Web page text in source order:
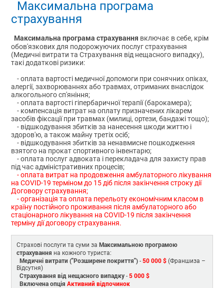
Максимальна програма
страхування
Максимальна програма страхування включає в себе, крім
обов'язкових для подорожуючих послуг страхування
(Медичні витрати та Страхування від нещасного випадку),
такі додаткові ризики:
- оплата вартості медичної допомоги при сонячних опіках,
алергії, захворюваннях або травмах, отриманих внаслідок
алкогольного сп'яніння;
- оплата вартості гіпербаричної терапії (барокамера);
- компенсація витрат на оплату призначених лікарем
засобів фіксації при травмах (милиці, ортези, бандажі тощо);
- відшкодування збитків за нанесення шкоди життю і
здоров'ю, а також майну третіх осіб;
- відшкодування збитків за ненавмисне пошкодження
взятого на прокат спортивного інвентарю;
- оплата послуг адвоката і перекладача для захисту прав
під час адміністративних процесів;
- оплата витрат на продовження амбулаторного лікування
на COVID-19 терміном до 15 діб після закінчення строку дії
Договору страхування;
- організація та оплата перельоту економічним класом в
країну постійного проживання після амбулаторного або
стаціонарного лікування на COVID-19 після закінчення
терміну дії договору страхування.
Страхові послуги та суми за Максимальною програмою
страхування на кожного туриста:
Медичні витрати ("Розширене покриття") -50 000 $ (Франшиза –
Відсутня)
Страхування від нещасного випадку -5 000 $
Включена опціяАктивний відпочинок